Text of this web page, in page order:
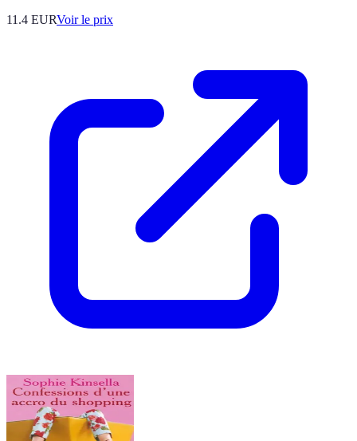
11.4 EURVoir le prix